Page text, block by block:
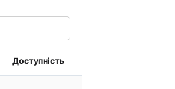
Доступність